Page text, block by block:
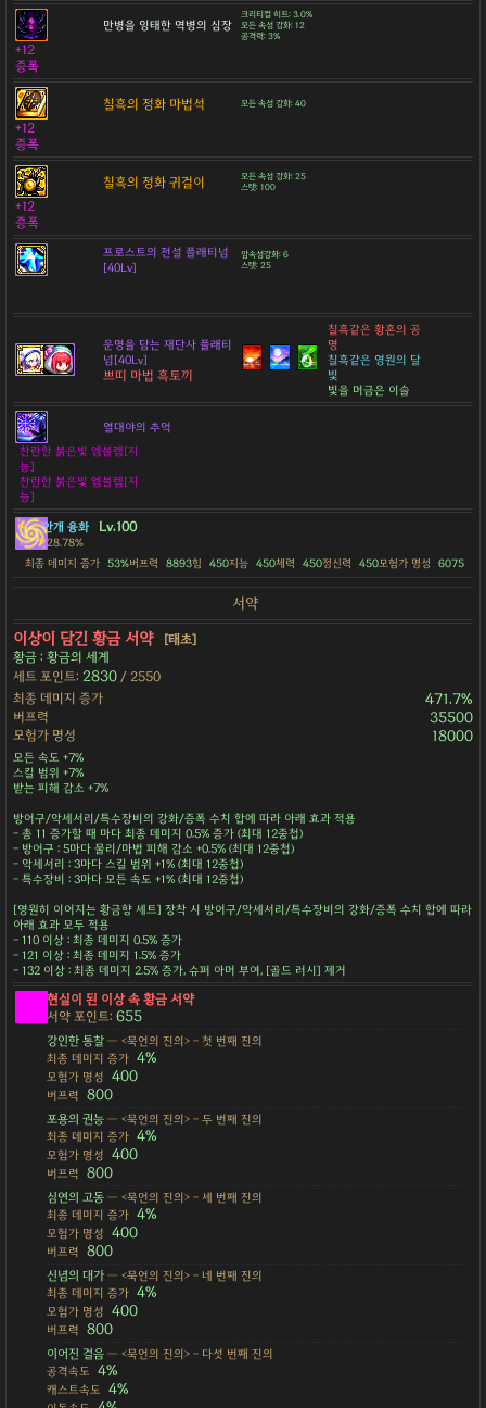
만병을 잉태한 역병의 심장
크리티컬 히트: 3.0%
모든 속성 강화: 12
공격력: 3%
+12
증폭
칠흑의 정화 마법석 모든 속성 강화: 40
+12
증폭
칠흑의 정화 귀걸이
모든 속성 강화: 25
스탯: 100
+12
증폭
프로스트의 전설 플래티넘
[40Lv]
암속성강화: 6
스탯: 25
운명을 담는 재단사 플래티
넘[40Lv]
쁘띠 마법 흑토끼
칠흑같은 황혼의 공
명
칠흑같은 영원의 달
빛
빛을 머금은 이슬
열대야의 추억
찬란한 붉은빛 엠블렘[지
능]
찬란한 붉은빛 엠블렘[지
능]
안개 융화
Lv.100
28.78%
최종 데미지 증가 53%버프력 8893힘 450지능 450체력 450정신력 450모험가 명성 6075
서약
이상이 담긴 황금 서약
[태초]
황금 : 황금의 세계
세트 포인트: 2830 / 2550
최종 데미지 증가
471.7%
버프력 35500
모험가 명성 18000
모든 속도 +7%
스킬 범위 +7%
받는 피해 감소 +7%
방어구/악세서리/특수장비의 강화/증폭 수치 합에 따라 아래 효과 적용
- 총 11 증가할 때 마다 최종 데미지 0.5% 증가 (최대 12중첩)
- 방어구 : 5마다 물리/마법 피해 감소 +0.5% (최대 12중첩)
- 악세서리 : 3마다 스킬 범위 +1% (최대 12중첩)
- 특수장비 : 3마다 모든 속도 +1% (최대 12중첩)
[영원히 이어지는 황금향 세트] 장착 시 방어구/악세서리/특수장비의 강화/증폭 수치 합에 따라
아래 효과 모두 적용
- 110 이상 : 최종 데미지 0.5% 증가
- 121 이상 : 최종 데미지 1.5% 증가
- 132 이상 : 최종 데미지 2.5% 증가, 슈퍼 아머 부여, [골드 러시] 제거
현실이 된 이상 속 황금 서약
서약 포인트:655
강인한 통찰— <묵언의 진의> - 첫 번째 진의
최종 데미지 증가 4%
모험가 명성 400
버프력 800
포용의 권능— <묵언의 진의> - 두 번째 진의
최종 데미지 증가 4%
모험가 명성 400
버프력 800
심연의 고동— <묵언의 진의> - 세 번째 진의
최종 데미지 증가 4%
모험가 명성 400
버프력 800
신념의 대가— <묵언의 진의> - 네 번째 진의
최종 데미지 증가 4%
모험가 명성 400
버프력 800
이어진 걸음— <묵언의 진의> - 다섯 번째 진의
공격속도
4%
캐스트속도 4%